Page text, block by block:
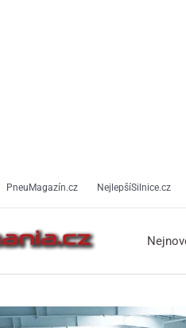
PneuMagazín.cz NejlepšíSilnice.cz